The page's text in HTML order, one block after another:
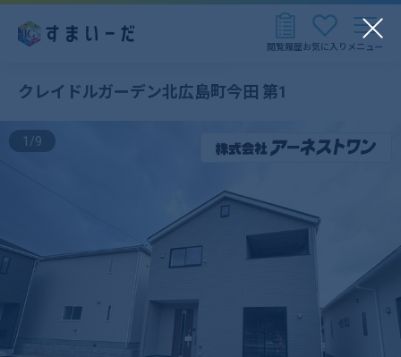
お気に入り
閲覧履歴 メニュー
クレイドルガーデン北広島町今田 第1
1 /9